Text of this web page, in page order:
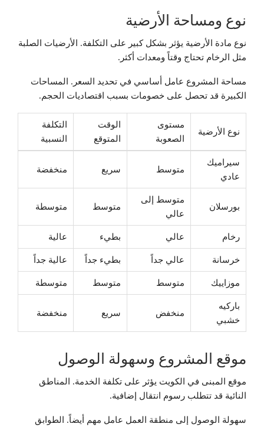
نوع ومساحة الأرضية
نوع مادة الأرضية يؤثر بشكل كبير على التكلفة. الأرضيات الصلبة
مثل الرخام تحتاج وقتاً ومعدات أكثر.
مساحة المشروع عامل أساسي في تحديد السعر. المساحات
الكبيرة قد تحصل على خصومات بسبب اقتصاديات الحجم.
نوع الأرضية
مستوى
الصعوبة
الوقت
المتوقع
التكلفة
النسبية
سيراميك
عادي
متوسط سريع منخفضة
بورسلان
متوسط إلى
عالي
متوسط متوسطة
رخام عالي بطيء عالية
خرسانة عالي جداً بطيء جداً عالية جداً
موزاييك متوسط متوسط متوسطة
باركيه
خشبي
منخفض سريع منخفضة
موقع المشروع وسهولة الوصول
موقع المبنى في الكويت يؤثر على تكلفة الخدمة. المناطق
النائية قد تتطلب رسوم انتقال إضافية.
سهولة الوصول إلى منطقة العمل عامل مهم أيضاً. الطوابق